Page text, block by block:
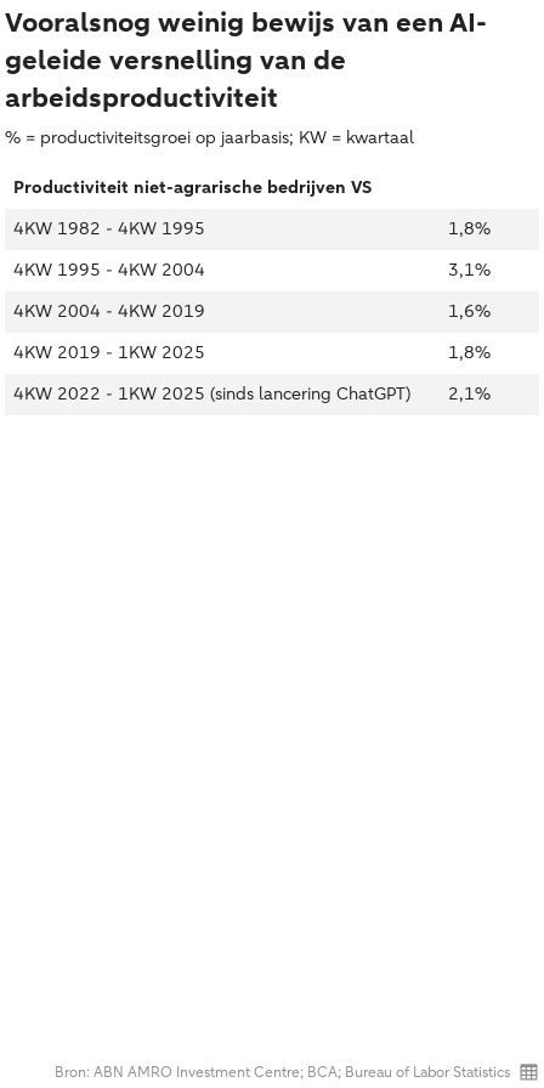
Vooralsnog weinig bewijs van een AI-
geleide versnelling van de
arbeidsproductiviteit
% = productiviteitsgroei op jaarbasis; KW = kwartaal
Productiviteit niet-agrarische bedrijven VS
4KW 1982 - 4KW 1995
1,8%
4KW 1995 - 4KW 2004
3,1%
4KW 2004 - 4KW 2019
1,6%
4KW 2019 - 1KW 2025
1,8%
4KW 2022 - 1KW 2025 (sinds lancering ChatGPT)
2,1%
Bron: ABN AMRO Investment Centre; BCA; Bureau of Labor Statistics